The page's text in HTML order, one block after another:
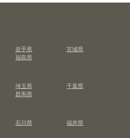
岩手県
宮城県
福島県
埼玉県
千葉県
群馬県
石川県
福井県